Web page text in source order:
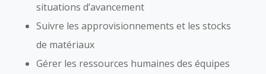
situations d’avancement
Suivre les approvisionnements et les stocks
de matériaux
Gérer les ressources humaines des équipes